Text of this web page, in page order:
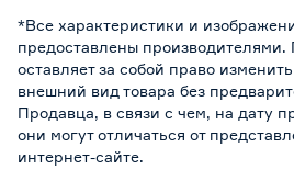
*Все характеристики и
предоставлены производителями.
оставляет за собой право
внешний вид товара без
Продавца, в связи с чем, на дату
они могут отличаться от
интернет-сайте.